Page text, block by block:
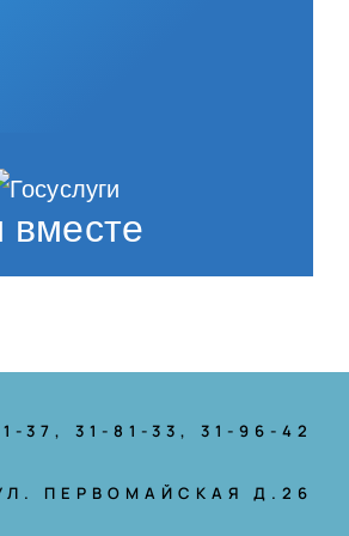
37, 31-81-33, 31-96-42
ПЕРВОМАЙСКАЯ Д.26